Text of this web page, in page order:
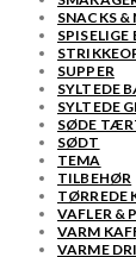
SNACKS &
SPISELIGE
SUPPER
SYLTEDE
SYLTEDE
SØDE
SØDT
TEMA
TILBEHØR
TØRREDE
VAFLER &
VARM
VARME